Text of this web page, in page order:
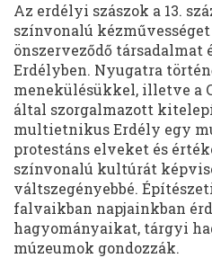
Az erdélyi szászok a 13.
színvonalú
önszerveződő
Erdélyben. Nyugatra
menekülésükkel, illetve a
által szorgalmazott
multietnikus Erdély egy
protestáns elveket és
színvonalú kultúrát
váltszegényebbé.
falvaikban napjainkban
hagyományaikat, tárgyi
múzeumok gondozzák.